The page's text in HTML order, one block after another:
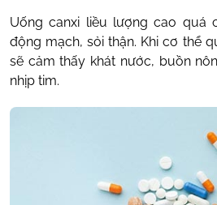
Uống canxi liều lượng cao quá
động mạch, sỏi thận. Khi cơ thể
sẽ cảm thấy khát nước, buồn
nhịp tim.